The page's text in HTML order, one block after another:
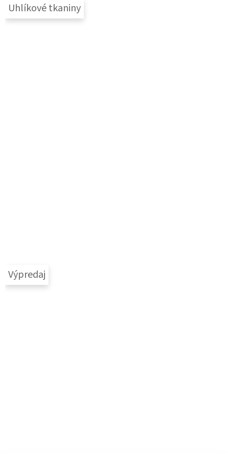
Uhlíkové tkaniny
Výpredaj